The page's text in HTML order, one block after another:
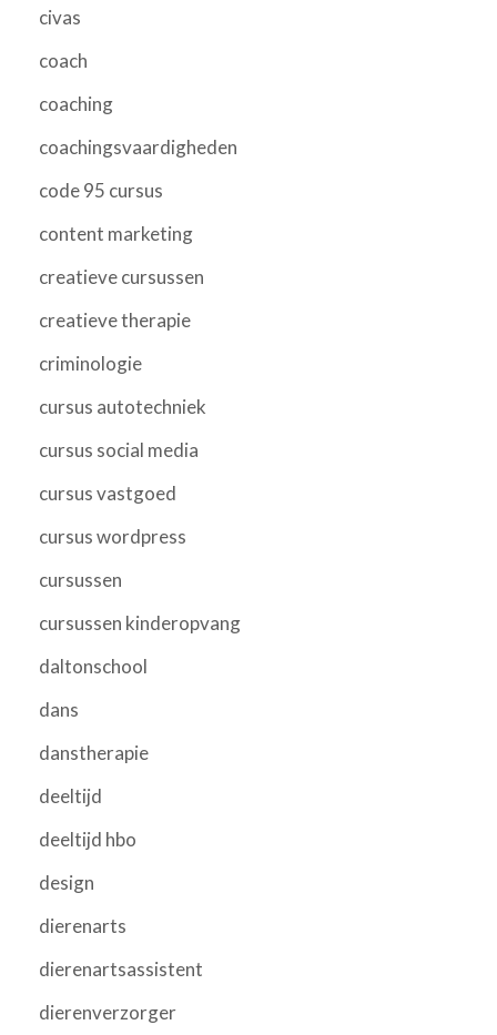
civas
coach
coaching
coachingsvaardigheden
code 95 cursus
content marketing
creatieve cursussen
creatieve therapie
criminologie
cursus autotechniek
cursus social media
cursus vastgoed
cursus wordpress
cursussen
cursussen kinderopvang
daltonschool
dans
danstherapie
deeltijd
deeltijd hbo
design
dierenarts
dierenartsassistent
dierenverzorger